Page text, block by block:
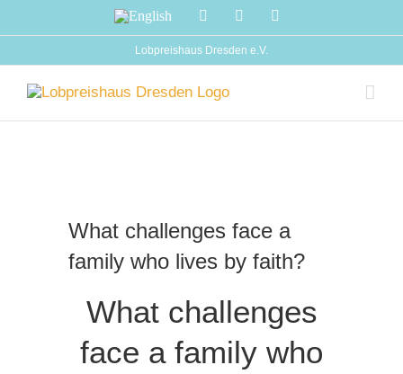
English FacebookInstagram
Lobpreishaus Dresden e.V.
Bild
What challenges face a
family who lives by faith?
What challenges
face a family who